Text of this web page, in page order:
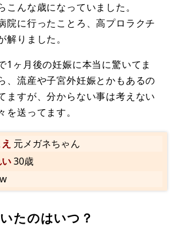
こんな歳になっていました。
院に行ったことろ、高プロラクチ
解りました。
1ヶ月後の妊娠に本当に驚いてま
、流産や子宮外妊娠とかもあるの
ますが、分からない事は考えない
を送ってます。
元メガネちゃん
30歳
たのはいつ？